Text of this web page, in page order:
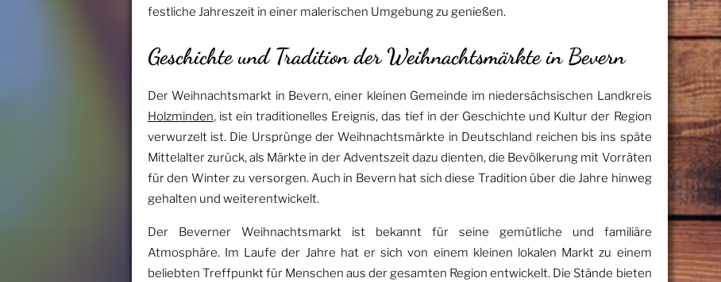
festliche Jahreszeit in einer malerischen Umgebung zu genießen.
Geschichte und Tradition der Weihnachtsmärkte in Bevern
Der Weihnachtsmarkt in Bevern, einer kleinen Gemeinde im niedersächsischen Landkreis
Holzminden, ist ein traditionelles Ereignis, das tief in der Geschichte und Kultur der Region
verwurzelt ist. Die Ursprünge der Weihnachtsmärkte in Deutschland reichen bis ins späte
Mittelalter zurück, als Märkte in der Adventszeit dazu dienten, die Bevölkerung mit Vorräten
für den Winter zu versorgen. Auch in Bevern hat sich diese Tradition über die Jahre hinweg
gehalten und weiterentwickelt.
Der Beverner Weihnachtsmarkt ist bekannt für seine gemütliche und familiäre
Atmosphäre. Im Laufe der Jahre hat er sich von einem kleinen lokalen Markt zu einem
beliebten Treffpunkt für Menschen aus der gesamten Region entwickelt. Die Stände bieten